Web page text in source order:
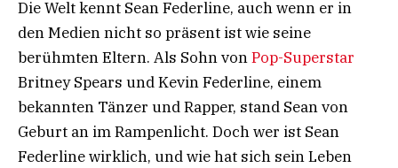
Die Welt kennt Sean Federline, auch wenn er in
den Medien nicht so präsent ist wie seine
berühmten Eltern. Als Sohn vonPop-Superstar
Britney Spears und Kevin Federline, einem
bekannten Tänzer und Rapper, stand Sean von
Geburt an im Rampenlicht. Doch wer ist Sean
Federline wirklich, und wie hat sich sein Leben